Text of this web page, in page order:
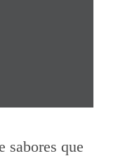
sabores que